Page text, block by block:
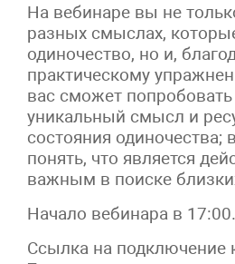
На вебинаре вы не
разных смыслах,
одиночество, но и,
практическому
вас сможет попробовать
уникальный смысл и
состояния
понять, что является
важным в поиске
Начало вебинара в 17:00.
Ссылка на подключение